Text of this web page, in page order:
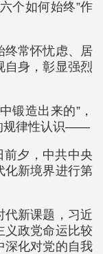
个如何始终”作
终常怀忧虑、居
自身，彰显强烈
锻造出来的”，
规律性认识——
前夕，中共中央
化新境界进行第
代新课题，习近
义政党命运比较
深化对党的自我